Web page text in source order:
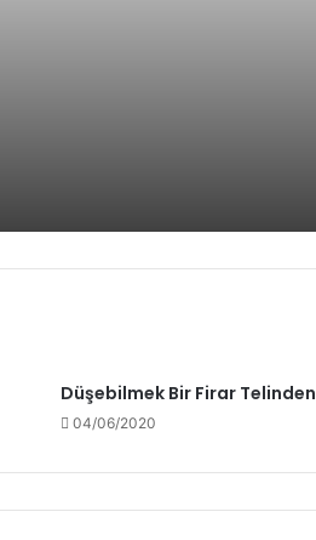
Düşebilmek Bir Firar Telinden
04/06/2020